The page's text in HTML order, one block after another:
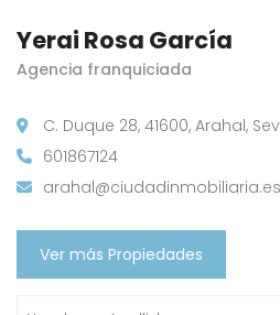
Yerai Rosa García
Agencia franquiciada
C. Duque 28, 41600, Arahal,
601867124
arahal@ciudadinmobiliaria.es
Ver más Propiedades